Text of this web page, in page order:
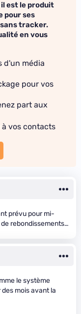
est le produit
pour ses
tracker.
en vous
d'un média
pour vos
part aux
vos contacts
prévu pour mi-
rebondissements…
le système
mois avant la